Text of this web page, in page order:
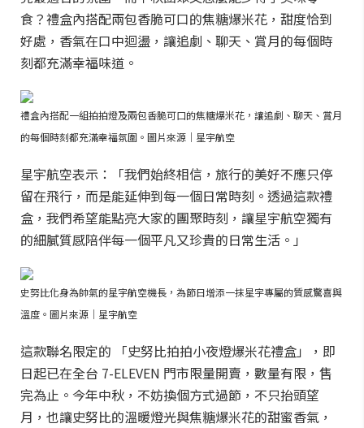
食？禮盒內搭配兩包香脆可口的焦糖爆米花，甜度恰到
好處，香氣在口中迴盪，讓追劇、聊天、賞月的每個時
刻都充滿幸福味道。
禮盒內搭配一組拍拍燈及兩包香脆可口的焦糖爆米花，讓追劇、聊天、賞月
的每個時刻都充滿幸福氛圍。圖片來源｜星宇航空
星宇航空表示：「我們始終相信，旅行的美好不應只停
留在飛行，而是能延伸到每一個日常時刻。透過這款禮
盒，我們希望能點亮大家的團聚時刻，讓星宇航空獨有
的細膩質感陪伴每一個平凡又珍貴的日常生活。」
史努比化身為帥氣的星宇航空機長，為節日增添一抹星宇專屬的質感驚喜與
溫度。圖片來源｜星宇航空
這款聯名限定的 「史努比拍拍小夜燈爆米花禮盒」，即
日起已在全台 7-ELEVEN 門市限量開賣，數量有限，售
完為止。今年中秋，不妨換個方式過節，不只抬頭望
月，也讓史努比的溫暖燈光與焦糖爆米花的甜蜜香氣，